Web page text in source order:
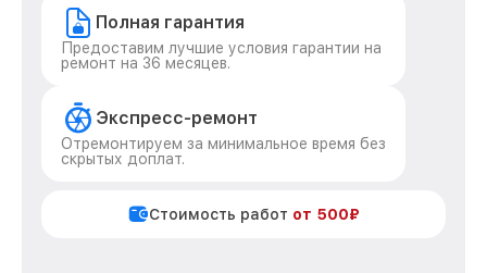
Полная гарантия
Предоставим лучшие условия гарантии на
ремонт на 36 месяцев.
Экспресс-ремонт
Отремонтируем за минимальное время без
скрытых доплат.
Стоимость работ от 500₽